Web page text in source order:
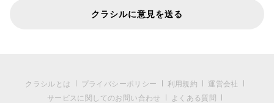
クラシルに意見を送る
クラシルとは プライバシーポリシー 利用規約
運営会社
サービスに関してのお問い合わせ
よくある質問